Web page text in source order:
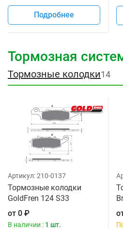
Подробнее
Тормозная
Тормозные колодки14
Артикул:210-0137
Тормозные колодки
GoldFren 124 S33
от 0 ₽
В наличии : 1 шт.